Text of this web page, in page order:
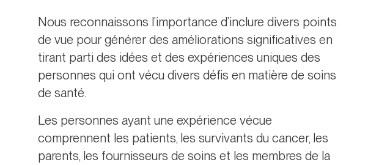
Nous reconnaissons l’importance d’inclure divers points
de vue pour générer des améliorations significatives en
tirant parti des idées et des expériences uniques des
personnes qui ont vécu divers défis en matière de soins
de santé.
Les personnes ayant une expérience vécue
comprennent les patients, les survivants du cancer, les
parents, les fournisseurs de soins et les membres de la